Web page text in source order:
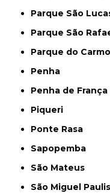
Parque São
Parque São
Parque do Carmo
Penha
Penha de França
Piqueri
Ponte Rasa
Sapopemba
São Mateus
São Miguel